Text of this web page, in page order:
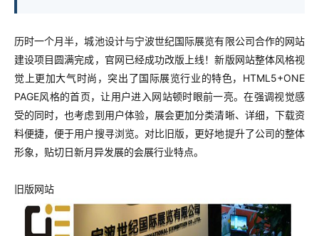
历时一个月半，城池设计与宁波世纪国际展览有限公司合作的网站
建设项目圆满完成，官网已经成功改版上线！新版网站整体风格视
觉上更加大气时尚，突出了国际展览行业的特色，HTML5+ONE
PAGE风格的首页，让用户进入网站顿时眼前一亮。在强调视觉感
受的同时，也考虑到用户体验，展会更加分类清晰、详细，下载资
料便捷，便于用户搜寻浏览。 对比旧版，更好地提升了公司的整体
形象，贴切日新月异发展的会展行业特点。
旧版网站